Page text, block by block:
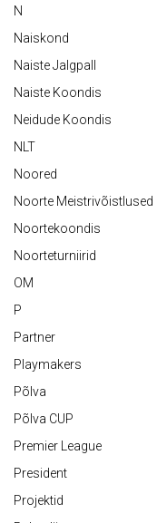
N
Naiskond
Naiste Jalgpall
Naiste Koondis
Neidude Koondis
NLT
Noored
Noorte Meistrivõistlused
Noortekoondis
Noorteturniirid
OM
P
Partner
Playmakers
Põlva
Põlva CUP
Premier League
President
Projektid